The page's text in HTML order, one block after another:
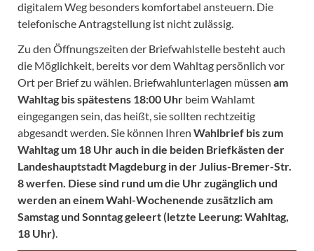
digitalem Weg besonders komfortabel ansteuern. Die
telefonische Antragstellung ist nicht zulässig.
Zu den Öffnungszeiten der Briefwahlstelle besteht auch
die Möglichkeit, bereits vor dem Wahltag persönlich vor
Ort per Brief zu wählen. Briefwahlunterlagen müssen am
Wahltag bis spätestens 18:00 Uhr beim Wahlamt
eingegangen sein, das heißt, sie sollten rechtzeitig
abgesandt werden. Sie können Ihren Wahlbrief bis zum
Wahltag um 18 Uhr auch in die beiden Briefkästen der
Landeshauptstadt Magdeburg in der Julius-Bremer-Str.
8 werfen. Diese sind rund um die Uhr zugänglich und
werden an einem Wahl-Wochenende zusätzlich am
Samstag und Sonntag geleert (letzte Leerung: Wahltag,
18 Uhr).